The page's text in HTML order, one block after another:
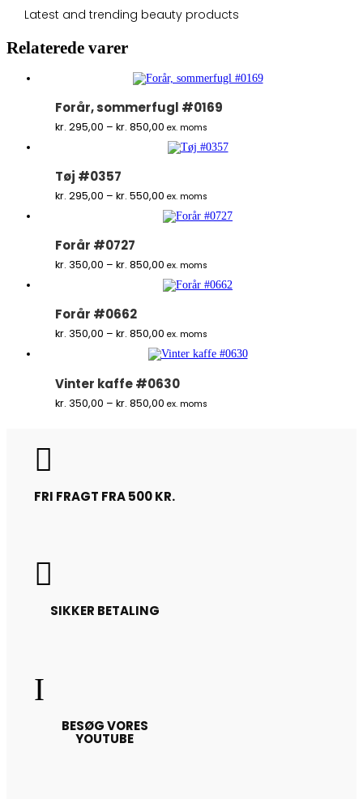
Latest and trending beauty products
Relaterede varer
Forår, sommerfugl #0169
kr. 295,00 – kr. 850,00Prisinterval:
til
kr. 850,00
ex. moms
Tøj #0357
kr. 295,00 – kr. 550,00Prisinterval:
til
kr. 550,00
ex. moms
Forår #0727
kr. 350,00 – kr. 850,00Prisinterval:
til
kr. 850,00
ex. moms
Forår #0662
kr. 350,00 – kr. 850,00Prisinterval:
til
kr. 850,00
ex. moms
Vinter kaffe #0630
kr. 350,00 – kr. 850,00Prisinterval:
ex. moms

FRI FRAGT FRA 500 KR.

SIKKER BETALING
I
BESØG VORES
YOUTUBE